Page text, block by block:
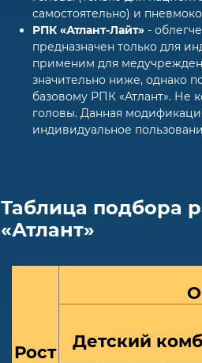
самостоятельно) и
РПК «Атлант-Лайт» -
предназначен только для
применим для
значительно ниже, однако
базовому РПК «Атлант». Не
головы. Данная
индивидуальное
Таблица подбора
«Атлант»
Рост
Детский